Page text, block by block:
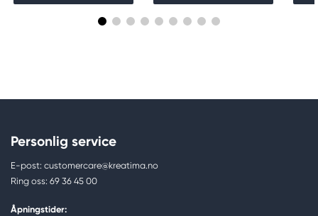
Personlig service
E-post: customercare@kreatima.no
Ring oss: 69 36 45 00
Åpningstider: